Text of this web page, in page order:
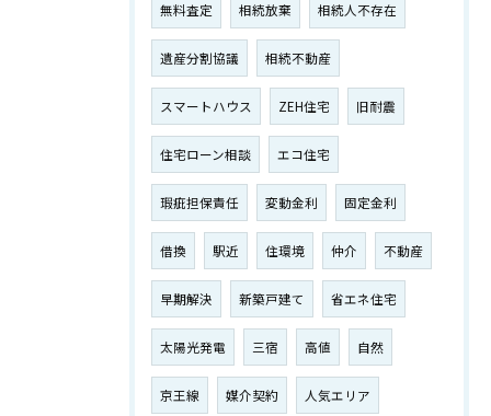
無料査定 相続放棄 相続人不存在
遺産分割協議 相続不動産
スマートハウス ZEH住宅 旧耐震
住宅ローン相談 エコ住宅
瑕疵担保責任 変動金利 固定金利
借換 駅近 住環境 仲介 不動産
早期解決 新築戸建て 省エネ住宅
太陽光発電 三宿 高値 自然
京王線 媒介契約 人気エリア